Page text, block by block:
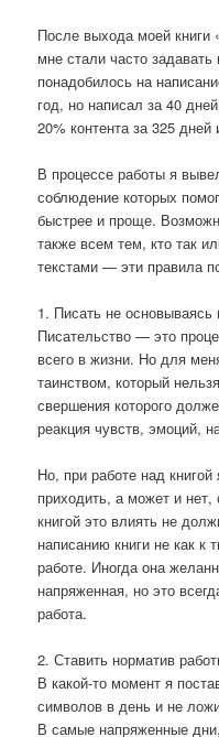
После выхода моей книги
мне стали часто
понадобилось на
год, но написал за 40
20% контента за 325 дней
В процессе работы я
соблюдение которых
быстрее и проще.
также всем тем, кто так
текстами — эти правила
1. Писать не основываясь
Писательство — это
всего в жизни. Но для
таинством, который
свершения которого
реакция чувств, эмоций,
Но, при работе над
приходить, а может и
книгой это влиять не
написанию книги не как к
работе. Иногда она
напряженная, но это
работа.
2. Ставить норматив
В какой-то момент я
символов в день и не
В самые напряженные